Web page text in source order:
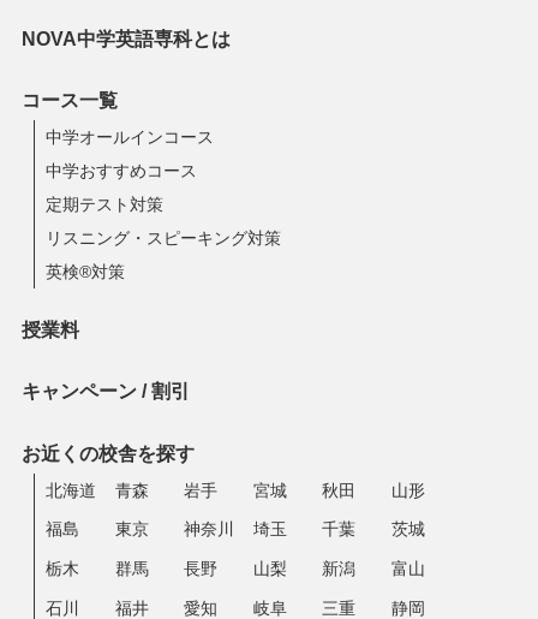
NOVA中学英語専科とは
コース一覧
中学オールインコース
中学おすすめコース
定期テスト対策
リスニング・スピーキング対策
英検®対策
授業料
キャンペーン / 割引
お近くの校舎を探す
北海道 青森 岩手 宮城 秋田 山形
福島 東京 神奈川 埼玉 千葉 茨城
栃木 群馬 長野 山梨 新潟 富山
石川 福井 愛知 岐阜 三重 静岡